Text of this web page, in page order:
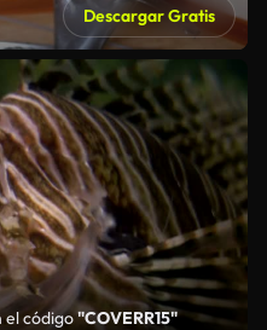
Descargar Gratis
el código"COVERR15"